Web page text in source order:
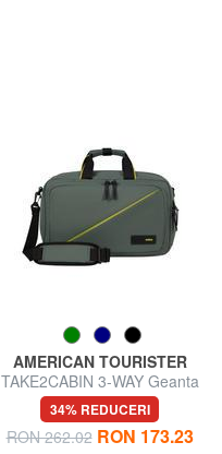
AMERICAN TOURISTER
TAKE2CABIN 3-WAY Geanta
rucsac sub scaun ok Ryanair
34% REDUCERI
RON 262.02 RON 173.23